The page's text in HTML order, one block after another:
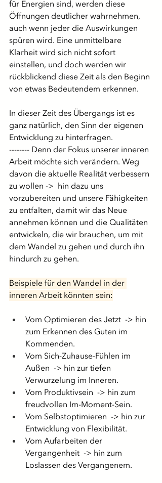
für Energien sind, werden diese
Öffnungen deutlicher wahrnehmen,
auch wenn jeder die Auswirkungen
spüren wird. Eine unmittelbare
Klarheit wird sich nicht sofort
einstellen, und doch werden wir
rückblickend diese Zeit als den Beginn
von etwas Bedeutendem erkennen.
In dieser Zeit des Übergangs ist es
ganz natürlich, den Sinn der eigenen
Entwicklung zu hinterfragen.
-------- Denn der Fokus unserer inneren
Arbeit möchte sich verändern. Weg
davon die aktuelle Realität verbessern
zu wollen ->  hin dazu uns
vorzubereiten und unsere Fähigkeiten
zu entfalten, damit wir das Neue
annehmen können und die Qualitäten
entwickeln, die wir brauchen, um mit
dem Wandel zu gehen und durch ihn
hindurch zu gehen.
Beispiele für den Wandel in der
inneren Arbeit könnten sein:
Vom Optimieren des Jetzt  -> hin
zum Erkennen des Guten im
Kommenden.
Vom Sich-Zuhause-Fühlen im
Außen  -> hin zur tiefen
Verwurzelung im Inneren.
Vom Produktivsein  -> hin zum
freudvollen Im-Moment-Sein.
Vom Selbstoptimieren  -> hin zur
Entwicklung von Flexibilität.
Vom Aufarbeiten der
Vergangenheit  -> hin zum
Loslassen des Vergangenem.